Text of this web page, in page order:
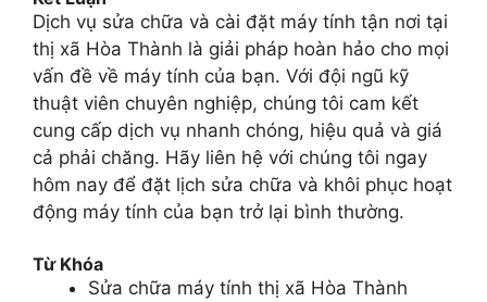
Dịch vụ sửa chữa và cài đặt máy tính tận nơi tại
thị xã Hòa Thành là giải pháp hoàn hảo cho mọi
vấn đề về máy tính của bạn. Với đội ngũ kỹ
thuật viên chuyên nghiệp, chúng tôi cam kết
cung cấp dịch vụ nhanh chóng, hiệu quả và giá
cả phải chăng. Hãy liên hệ với chúng tôi ngay
hôm nay để đặt lịch sửa chữa và khôi phục hoạt
động máy tính của bạn trở lại bình thường.
Từ Khóa
Sửa chữa máy tính thị xã Hòa Thành